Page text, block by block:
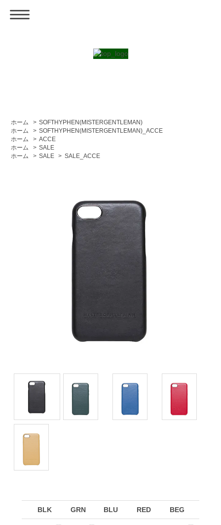
ホーム > SOFTHYPHEN(MISTERGENTLEMAN)
ホーム
> SOFTHYPHEN(MISTERGENTLEMAN)_ACCE
ホーム
> ACCE
ホーム
> SALE
ホーム
> SALE > SALE_ACCE